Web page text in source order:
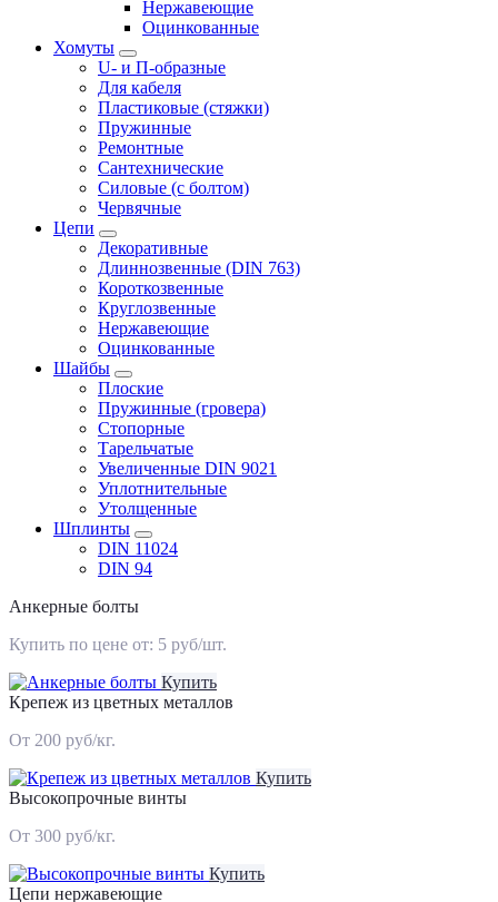
Нержавеющие
Оцинкованные
Хомуты
U- и П-образные
Для кабеля
Пластиковые (стяжки)
Пружинные
Ремонтные
Сантехнические
Силовые (с болтом)
Червячные
Цепи
Декоративные
Длиннозвенные (DIN 763)
Короткозвенные
Круглозвенные
Нержавеющие
Оцинкованные
Шайбы
Плоские
Пружинные (гровера)
Стопорные
Тарельчатые
Увеличенные DIN 9021
Уплотнительные
Утолщенные
Шплинты
DIN 11024
DIN 94
Анкерные болты
Купить по цене от: 5 руб/шт.
Купить
Крепеж из цветных металлов
От 200 руб/кг.
Купить
Высокопрочные винты
От 300 руб/кг.
Купить
Цепи нержавеющие